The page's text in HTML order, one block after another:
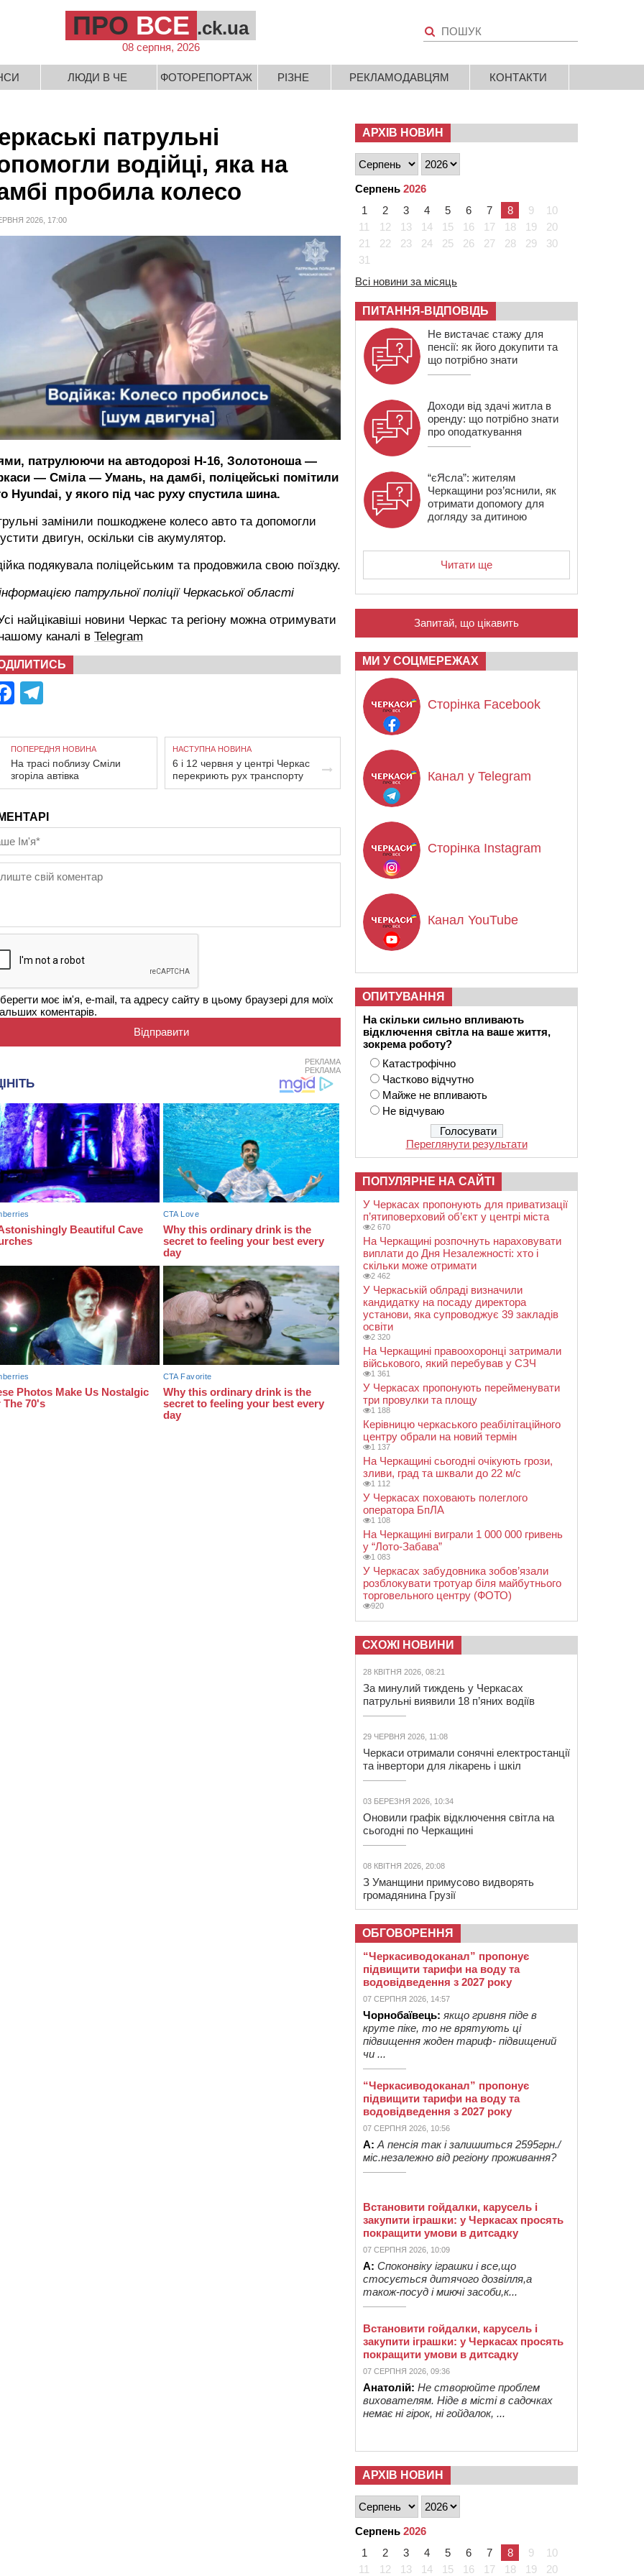
ПРО ВСЕ .ck.ua
08 серпня, 2026
ЛЮДИ В ЧЕ ФОТОРЕПОРТАЖ РІЗНЕ РЕКЛАМОДАВЦЯМ КОНТАКТИ
патрульні
водійці, яка на
пробила колесо
2026, 17:00
патрулюючи на автодорозі Н-16, Золотоноша —
— Сміла — Умань, на дамбі, поліцейські помітили
Hyundai, у якого під час руху спустила шина.
замінили пошкоджене колесо авто та допомогли
двигун, оскільки сів акумулятор.
подякувала поліцейським та продовжила свою поїздку.
патрульної поліції Черкаської області
найцікавіші новини Черкас та регіону можна отримувати
каналі в Telegram
Facebook
ПОПЕРЕДНЯ НОВИНА
На трасі поблизу Сміли
згоріла автівка
НАСТУПНА НОВИНА
6 і 12 червня у центрі Черкас
перекриють рух транспорту
моє ім'я, e-mail, та адресу сайту в цьому браузері для моїх
коментарів.
РЕКЛАМА
РЕКЛАМА
АРХІВ НОВИН
Серпень 2026
1
2 3 4 5 6 7 8 9
10
11
12 13 14 15 16 17 18 19
20
21
22 23 24 25 26 27 28 29
30
31
Всі новини за місяць
ПИТАННЯ-ВІДПОВІДЬ
Не вистачає стажу для
пенсії: як його докупити та
що потрібно знати
Доходи від здачі житла в
оренду: що потрібно знати
про оподаткування
“єЯсла”: жителям
Черкащини роз’яснили, як
отримати допомогу для
догляду за дитиною
Читати ще
Запитай, що цікавить
МИ У СОЦМЕРЕЖАХ
Сторінка Facebook
Канал у Telegram
Сторінка Instagram
Канал YouTube
ОПИТУВАННЯ
На скільки сильно впливають
відключення світла на ваше життя,
зокрема роботу?
Катастрофічно
Частково відчутно
Майже не впливають
Не відчуваю
Переглянути результати
ПОПУЛЯРНЕ НА САЙТІ
У Черкасах пропонують для приватизації
п’ятиповерховий об’єкт у центрі міста
2 670
На Черкащині розпочнуть нараховувати
виплати до Дня Незалежності: хто і
скільки може отримати
2 462
У Черкаській облраді визначили
кандидатку на посаду директора
установи, яка супроводжує 39 закладів
освіти
2 320
На Черкащині правоохоронці затримали
військового, який перебував у СЗЧ
1 361
У Черкасах пропонують перейменувати
три провулки та площу
1 188
Керівницю черкаського реабілітаційного
центру обрали на новий термін
1 137
На Черкащині сьогодні очікують грози,
зливи, град та шквали до 22 м/с
1 112
У Черкасах поховають полеглого
оператора БпЛА
1 108
На Черкащині виграли 1 000 000 гривень
у “Лото-Забава”
1 083
У Черкасах забудовника зобов’язали
розблокувати тротуар біля майбутнього
торговельного центру (ФОТО)
920
СХОЖІ НОВИНИ
28 КВІТНЯ 2026, 08:21
За минулий тиждень у Черкасах
патрульні виявили 18 п’яних водіїв
29 ЧЕРВНЯ 2026, 11:08
Черкаси отримали сонячні електростанції
та інвертори для лікарень і шкіл
03 БЕРЕЗНЯ 2026, 10:34
Оновили графік відключення світла на
сьогодні по Черкащині
08 КВІТНЯ 2026, 20:08
З Уманщини примусово видворять
громадянина Грузії
ОБГОВОРЕННЯ
“Черкасиводоканал” пропонує
підвищити тарифи на воду та
водовідведення з 2027 року
07 СЕРПНЯ 2026, 14:57
Чорнобаївець: якщо гривня піде в
круте піке, то не врятують ці
підвищення жоден тариф- підвищений
чи ...
“Черкасиводоканал” пропонує
підвищити тарифи на воду та
водовідведення з 2027 року
07 СЕРПНЯ 2026, 10:56
А: А пенсія так і залишиться 2595грн./
міс.незалежно від регіону проживання?
Встановити гойдалки, карусель і
закупити іграшки: у Черкасах просять
покращити умови в дитсадку
07 СЕРПНЯ 2026, 10:09
А: Споконвіку іграшки і все,що
стосується дитячого дозвілля,а
також-посуд і миючі засоби,к...
Встановити гойдалки, карусель і
закупити іграшки: у Черкасах просять
покращити умови в дитсадку
07 СЕРПНЯ 2026, 09:36
Анатолій: Не створюйте проблем
вихователям. Ніде в місті в садочках
немає ні гірок, ні гойдалок, ...
АРХІВ НОВИН
Серпень 2026
1
2 3 4 5 6 7 8 9
10
11
12 13 14 15 16 17 18 19 20